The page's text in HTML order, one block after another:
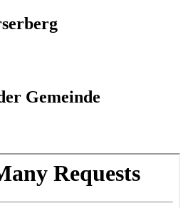
Gemeinde